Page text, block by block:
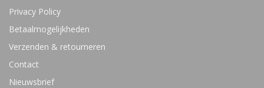
Privacy Policy
Betaalmogelijkheden
Verzenden & retourneren
Contact
Nieuwsbrief